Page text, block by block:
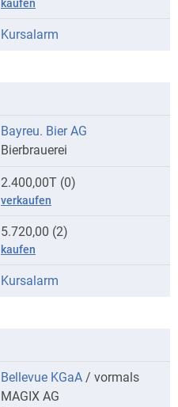
kaufen
Kursalarm
Bayreu. Bier AG
Bierbrauerei
2.400,00T (0)
verkaufen
5.720,00 (2)
kaufen
Kursalarm
Bellevue KGaA / vormals
MAGIX AG